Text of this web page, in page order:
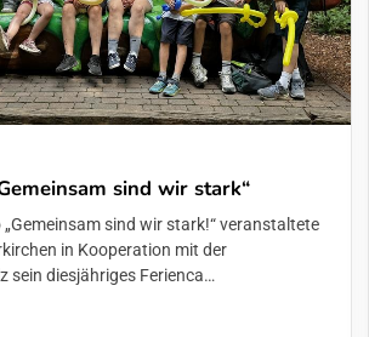
sind wir stark“
sind wir stark!“ veranstaltete
in Kooperation mit der
sein diesjähriges Ferienca…